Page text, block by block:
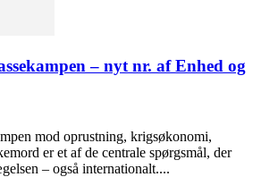
– nyt nr. af Enhed og
mod oprustning, krigsøkonomi,
er et af de centrale spørgsmål, der
– også internationalt....